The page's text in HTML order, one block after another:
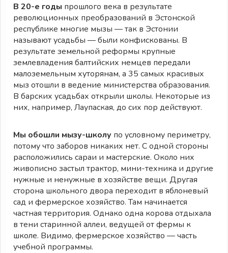
В 20-е годы прошлого века в результате
революционных преобразований в Эстонской
республике многие мызы — так в Эстонии
называют усадьбы — были конфискованы. В
результате земельной реформы крупные
землевладения балтийских немцев передали
малоземельным хуторянам, а 35 самых красивых
мыз отошли в ведение министерства образования.
В барских усадьбах открыли школы. Некоторые из
них, например, Лаупаская, до сих пор действуют.
Мы обошли мызу-школу по условному периметру,
потому что заборов никаких нет. С одной стороны
расположились сараи и мастерские. Около них
живописно застыл трактор, мини-техника и другие
нужные и ненужные в хозяйстве вещи. Другая
сторона школьного двора переходит в яблоневый
сад и фермерское хозяйство. Там начинается
частная территория. Однако одна корова отдыхала
в тени старинной аллеи, ведущей от фермы к
школе. Видимо, фермерское хозяйство — часть
учебной программы.